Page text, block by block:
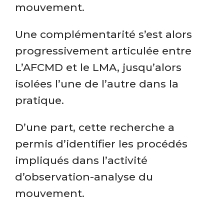
mouvement.
Une complémentarité s’est alors
progressivement articulée entre
L’AFCMD et le LMA, jusqu’alors
isolées l’une de l’autre dans la
pratique.
D’une part, cette recherche a
permis d’identifier les procédés
impliqués dans l’activité
d’observation-analyse du
mouvement.